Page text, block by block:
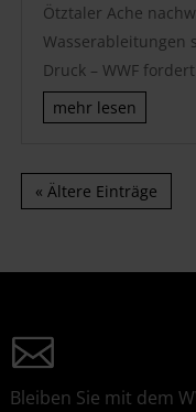
Ötztaler Ache
Wasserableitungen
Druck – WWF
mehr lesen
« Ältere Einträge
Bleiben Sie mit dem